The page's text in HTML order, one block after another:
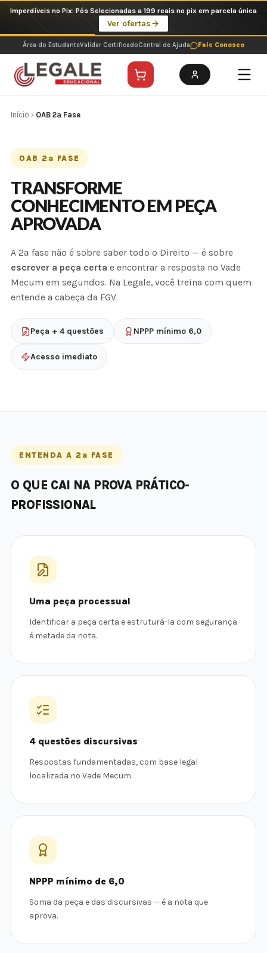
o
conteúdo
Imperdíveis no Pix: Pós Selecionadas a 199 reais no pix em parcela única
Ver ofertas
Área do EstudanteValidar CertificadoCentral de Ajuda Fale Conosco
Início › OAB 2ª Fase
OAB 2ª FASE
TRANSFORME
CONHECIMENTO EM PEÇA
APROVADA
A 2ª fase não é sobre saber todo o Direito — é sobre
escrever a peça certa e encontrar a resposta no Vade
Mecum em segundos. Na Legale, você treina com quem
entende a cabeça da FGV.
Peça + 4 questões NPPP mínimo 6,0
Acesso imediato
ENTENDA A 2ª FASE
O QUE CAI NA PROVA PRÁTICO-
PROFISSIONAL
Uma peça processual
Identificar a peça certa e estruturá-la com segurança
é metade da nota.
4 questões discursivas
Respostas fundamentadas, com base legal
localizada no Vade Mecum.
NPPP mínimo de 6,0
Soma da peça e das discursivas — é a nota que
aprova.